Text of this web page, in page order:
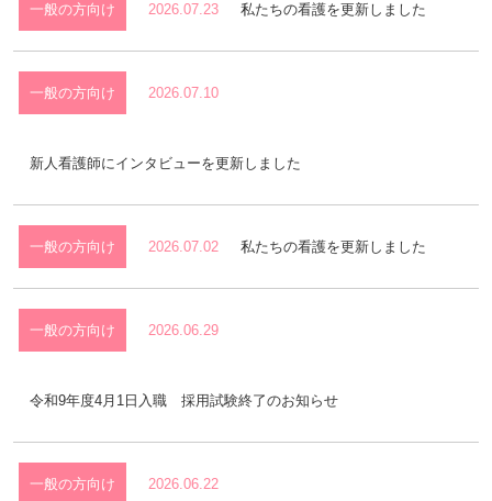
一般の方向け 2026.07.23 私たちの看護を更新しました
一般の方向け 2026.07.10
新人看護師にインタビューを更新しました
一般の方向け 2026.07.02 私たちの看護を更新しました
一般の方向け 2026.06.29
令和9年度4月1日入職 採用試験終了のお知らせ
一般の方向け 2026.06.22
看護継続教育